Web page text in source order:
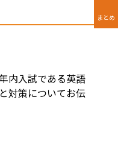
内入試である英語
対策についてお伝
まとめ